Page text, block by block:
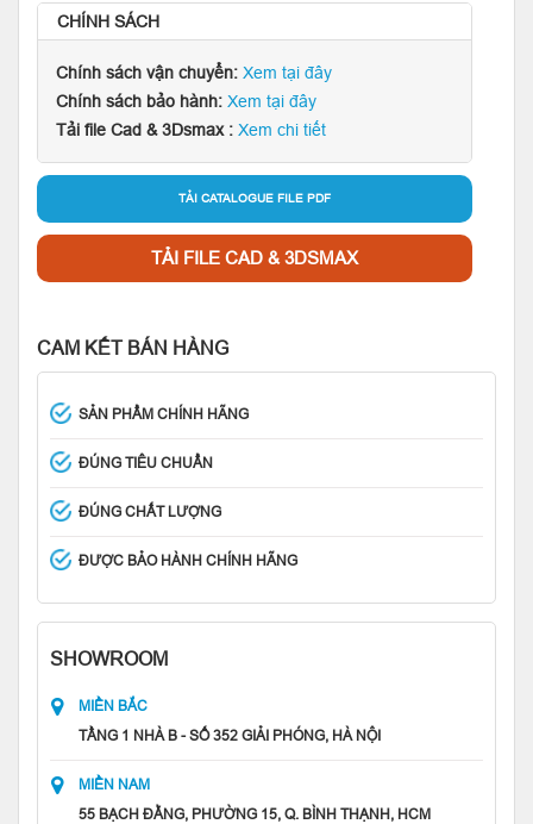
CHÍNH SÁCH
Chính sách vận chuyển: Xem tại đây
Chính sách bảo hành: Xem tại đây
Tải file Cad & 3Dsmax : Xem chi tiết
TẢI CATALOGUE FILE PDF
TẢI FILE CAD & 3DSMAX
CAM KẾT BÁN HÀNG
SẢN PHẨM CHÍNH HÃNG
ĐÚNG TIÊU CHUẨN
ĐÚNG CHẤT LƯỢNG
ĐƯỢC BẢO HÀNH CHÍNH HÃNG
SHOWROOM
MIỀN BẮC
TẦNG 1 NHÀ B - SỐ 352 GIẢI PHÓNG, HÀ NỘI
MIỀN NAM
55 BẠCH ĐẰNG, PHƯỜNG 15, Q. BÌNH THẠNH, HCM